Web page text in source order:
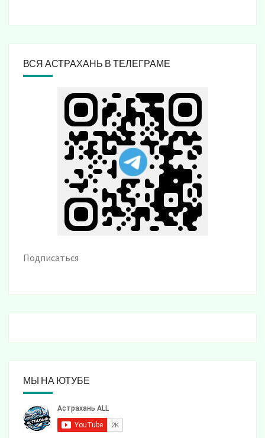
ВСЯ АСТРАХАНЬ В ТЕЛЕГРАМЕ
Подписаться
МЫ НА ЮТУБЕ